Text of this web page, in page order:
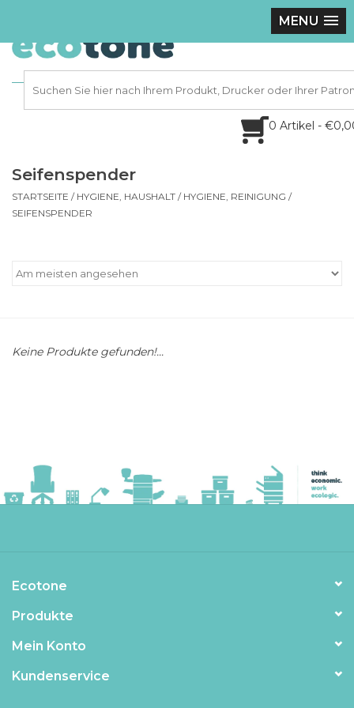
MENU
0 Artikel -
Seifenspender
STARTSEITE / HYGIENE, HAUSHALT / HYGIENE, REINIGUNG /
SEIFENSPENDER
Keine Produkte gefunden!...
Ecotone
Produkte
Mein Konto
Kundenservice